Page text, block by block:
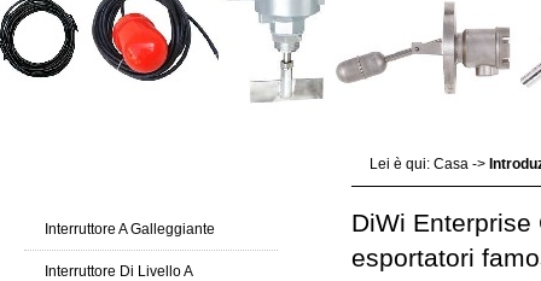
Interruttore A Galleggiante
Interruttore Di Livello A
Lei è qui: Casa ->
DiWi
esportatori